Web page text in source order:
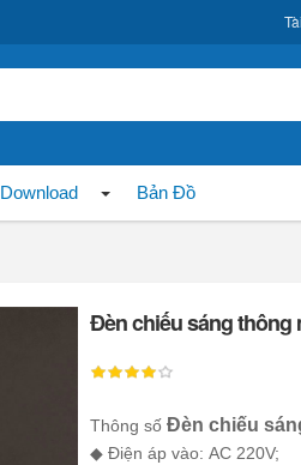
Download Bản Đồ
Đèn chiếu sáng thông
Thông sốĐèn chiếu
◆ Điện áp vào: AC